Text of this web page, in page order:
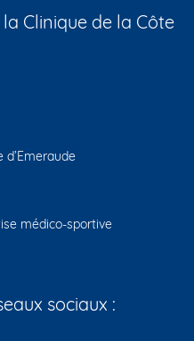
Clinique de la Côte
médico-sportive
sociaux :